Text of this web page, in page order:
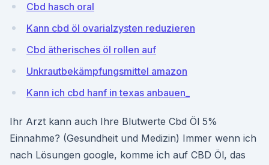
Cbd hasch oral
Kann cbd öl ovarialzysten reduzieren
Cbd ätherisches öl rollen auf
Unkrautbekämpfungsmittel amazon
Kann ich cbd hanf in texas anbauen_
Ihr Arzt kann auch Ihre Blutwerte Cbd Öl 5%
Einnahme? (Gesundheit und Medizin) Immer wenn ich
nach Lösungen google, komme ich auf CBD Öl, das